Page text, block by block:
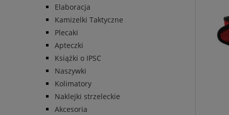
Elaboracja
Kamizelki Taktyczne
Plecaki
Apteczki
Książki o IPSC
Naszywki
Kolimatory
Naklejki strzeleckie
Akcesoria